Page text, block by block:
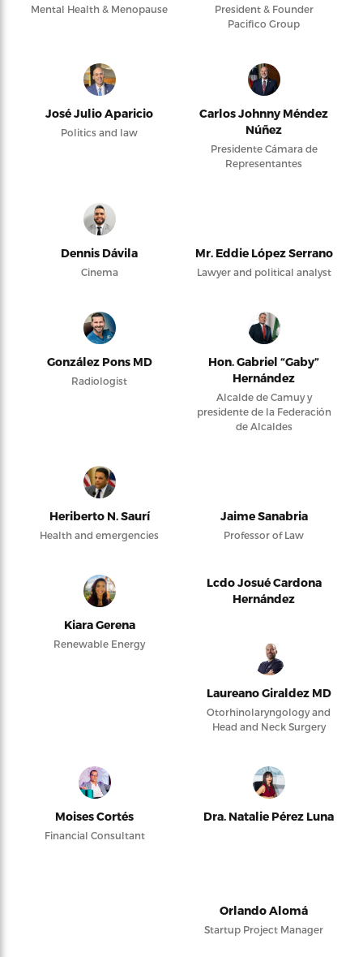
Mental Health & Menopause
President & Founder
Pacifico Group
José Julio Aparicio
Politics and law
Carlos Johnny Méndez
Núñez
Presidente Cámara de
Representantes
Dennis Dávila
Cinema
Mr. Eddie López Serrano
Lawyer and political analyst
González Pons MD
Radiologist
Hon. Gabriel “Gaby”
Hernández
Alcalde de Camuy y
presidente de la Federación
de Alcaldes
Heriberto N. Saurí
Health and emergencies
Jaime Sanabria
Professor of Law
Kiara Gerena
Renewable Energy
Lcdo Josué Cardona
Hernández
Laureano Giraldez MD
Otorhinolaryngology and
Head and Neck Surgery
Moises Cortés
Financial Consultant
Dra. Natalie Pérez Luna
Orlando Alomá
Startup Project Manager